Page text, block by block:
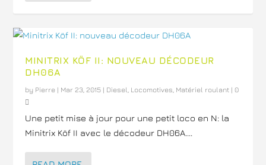
MINITRIX KÖF II: NOUVEAU DÉCODEUR
DH06A
by Pierre | Mar 23, 2015 | Diesel, Locomotives, Matériel roulant |0
Une petit mise à jour pour une petit loco en N: la
Minitrix Köf II avec le décodeur DH06A....